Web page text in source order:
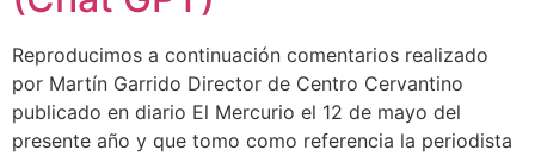
Reproducimos a continuación comentarios realizado
por Martín Garrido Director de Centro Cervantino
publicado en diario El Mercurio el 12 de mayo del
presente año y que tomo como referencia la periodista